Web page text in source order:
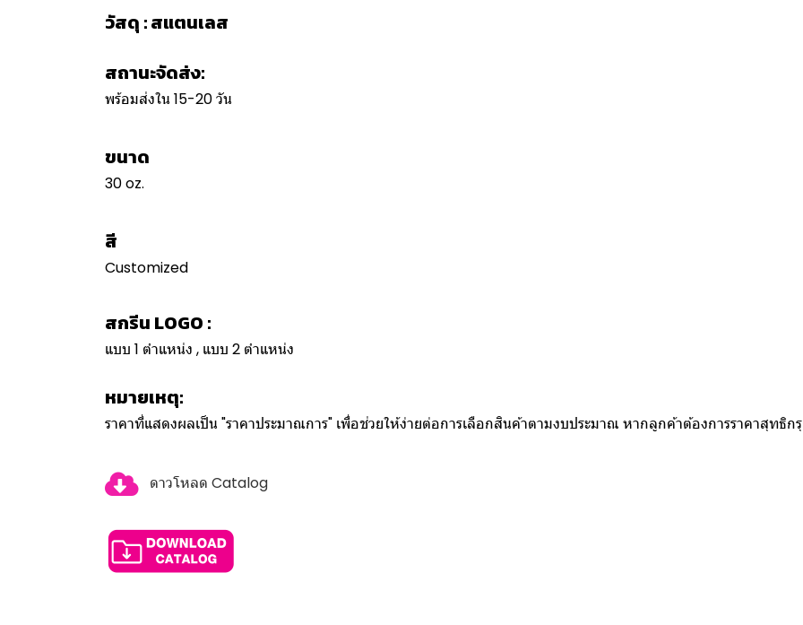
วัสดุ : สแตนเลส
สถานะจัดส่ง:
พร้อมส่งใน 15-20 วัน
ขนาด
30 oz.
สี
Customized
สกรีน LOGO :
แบบ 1 ตำแหน่ง , แบบ 2 ตำแหน่ง
หมายเหตุ:
ราคาที่แสดงผลเป็น "ราคาประมาณการ" เพื่อช่วยให้ง่ายต่อการเลือกสินค้าตามงบประมาณ หากลูกค้าต้องการราคาสุทธิ
ดาวโหลด Catalog